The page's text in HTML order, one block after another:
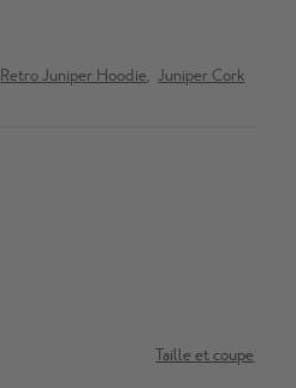
Retro Juniper Hoodie, Juniper Cork
Taille et coupe